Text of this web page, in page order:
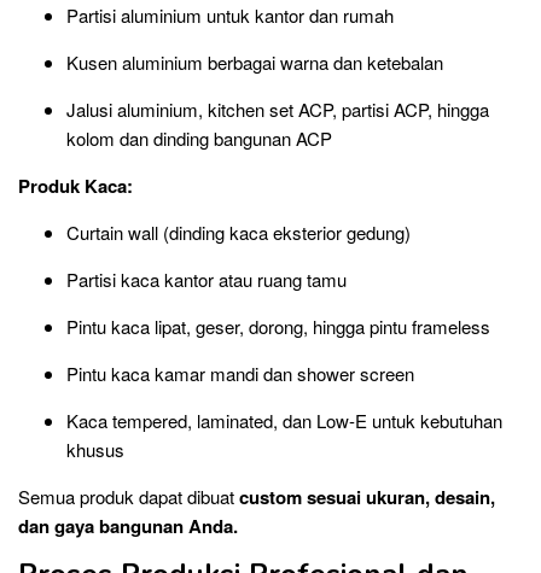
Partisi aluminium untuk kantor dan rumah
Kusen aluminium berbagai warna dan ketebalan
Jalusi aluminium, kitchen set ACP, partisi ACP, hingga
kolom dan dinding bangunan ACP
Produk Kaca:
Curtain wall (dinding kaca eksterior gedung)
Partisi kaca kantor atau ruang tamu
Pintu kaca lipat, geser, dorong, hingga pintu frameless
Pintu kaca kamar mandi dan shower screen
Kaca tempered, laminated, dan Low-E untuk kebutuhan
khusus
Semua produk dapat dibuatcustom sesuai ukuran, desain,
dan gaya bangunan Anda.